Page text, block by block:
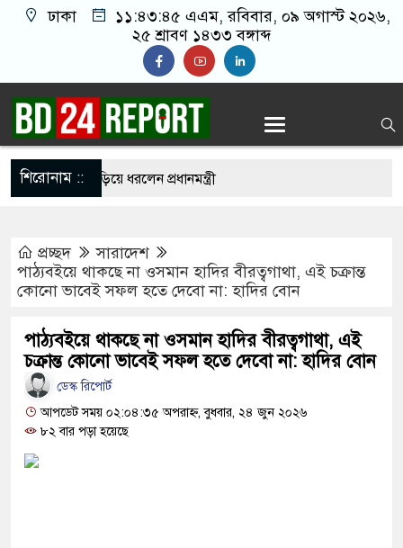
ঢাকা ১১:৪৩:৪৬ এএম, রবিবার, ০৯ অগাস্ট ২০২৬,
২৫ শ্রাবণ ১৪৩৩ বঙ্গাব্দ
শিরোনাম ::
বুকে জড়িয়ে ধরলেন প্রধানমন্ত্রী
পড়ে নিজ দেশেই অনিশ্চয়তায় ট্রাম্প
বি’রু’দ্ধে এবার নতুন অভি/যোগ
দল হাসিনার ভাষায় কথা বলছে: মির্জা ফখরুল
প্রধানমন্ত্রী
অভিনয় ছেড়ে দিয়েছেন হাসান মাসুদ
সার্জনকে বদলি , দুই ঘণ্টায় সিদ্ধান্ত প্রত্যাহার
প্রচ্ছদ
সারাদেশ
পাঠ্যবইয়ে থাকছে না ওসমান হাদির বীরত্বগাথা, এই চক্রান্ত
কোনো ভাবেই সফল হতে দেবো না: হাদির বোন
পাঠ্যবইয়ে থাকছে না ওসমান হাদির বীরত্বগাথা, এই
চক্রান্ত কোনো ভাবেই সফল হতে দেবো না: হাদির বোন
ডেস্ক রিপোর্ট
আপডেট সময় ০২:০৪:৩৫ অপরাহ্ন, বুধবার, ২৪ জুন ২০২৬
৮২ বার পড়া হয়েছে